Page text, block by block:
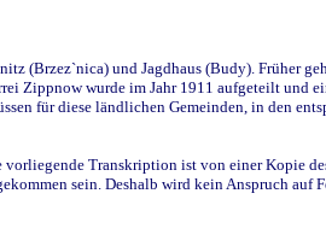
und Jagdhaus (Budy). Früher
Zippnow wurde im Jahr 1911 aufgeteilt und
für diese ländlichen Gemeinden, in den
Transkription ist von einer Kopie
sein. Deshalb wird kein Anspruch auf